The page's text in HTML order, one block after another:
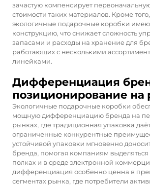
зачастую компенсирует
стоимости таких материалов. Кроме
экологичные подарочные коробки
конструкцию, что снижает сложность
запасами и расходы на хранение для
работающих с несколькими
линейками.
Дифференциация
позиционирование на
Экологичные подарочные коробки
мощную дифференциацию бренда на
рынках, где традиционная упаковка
ограниченные конкурентные
устойчивой упаковки мгновенно
бренда, помогая компаниям
полках и в среде электронной
дифференциация особенно ценна в
сегментах рынка, где потребители